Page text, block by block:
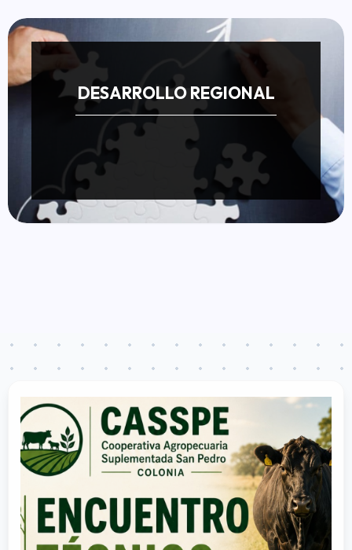
DESARROLLO REGIONAL